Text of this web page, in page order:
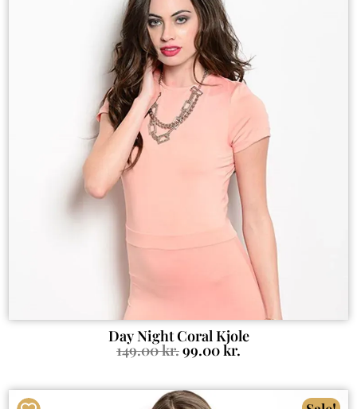
Day Night Coral Kjole
149.00kr.99.00kr.